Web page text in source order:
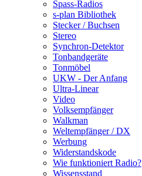
Spass-Radios
s-plan Bibliothek
Stecker / Buchsen
Stereo
Synchron-Detektor
Tonbandgeräte
Tonmöbel
UKW - Der Anfang
Ultra-Linear
Video
Volksempfänger
Walkman
Weltempfänger / DX
Werbung
Widerstandskode
Wie funktioniert Radio?
Wissensstand